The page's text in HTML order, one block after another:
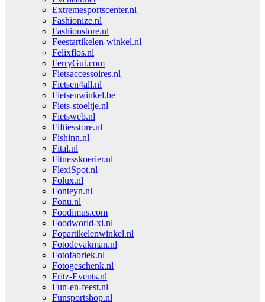
Extremesportscenter.nl
Fashionize.nl
Fashionstore.nl
Feestartikelen-winkel.nl
Felixflos.nl
FerryGut.com
Fietsaccessoires.nl
Fietsen4all.nl
Fietsenwinkel.be
Fiets-stoeltje.nl
Fietsweb.nl
Fiftiesstore.nl
Fishinn.nl
Fital.nl
Fitnesskoerier.nl
FlexiSpot.nl
Folux.nl
Fonteyn.nl
Fonu.nl
Foodimus.com
Foodworld-xl.nl
Fopartikelenwinkel.nl
Fotodevakman.nl
Fotofabriek.nl
Fotogeschenk.nl
Fritz-Events.nl
Fun-en-feest.nl
Funsportshop.nl